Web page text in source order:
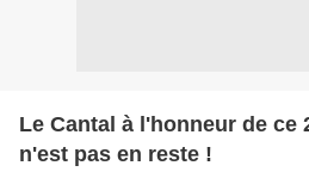
Le Cantal à l'honneur de ce
n'est pas en reste !